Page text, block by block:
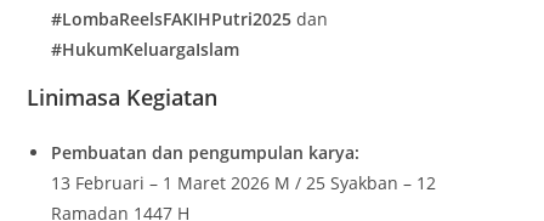
#LombaReelsFAKIHPutri2025 dan
#HukumKeluargaIslam
Linimasa Kegiatan
Pembuatan dan pengumpulan karya:
13 Februari – 1 Maret 2026 M / 25 Syakban – 12
Ramadan 1447 H